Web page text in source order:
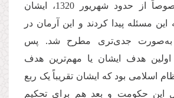
برقرار کنند. مخصوصاً از حدود شهریور 1320، ایشان
این مسئله پیدا کردند و این آرمان در
به‌صورت جدی‌تری مطرح شد. پس
اولین هدف ایشان یا مهم‌ترین هدف
اسلامی بود که ایشان تقریباً یک ربع
این حکومت و بعد هم برای تحکیم